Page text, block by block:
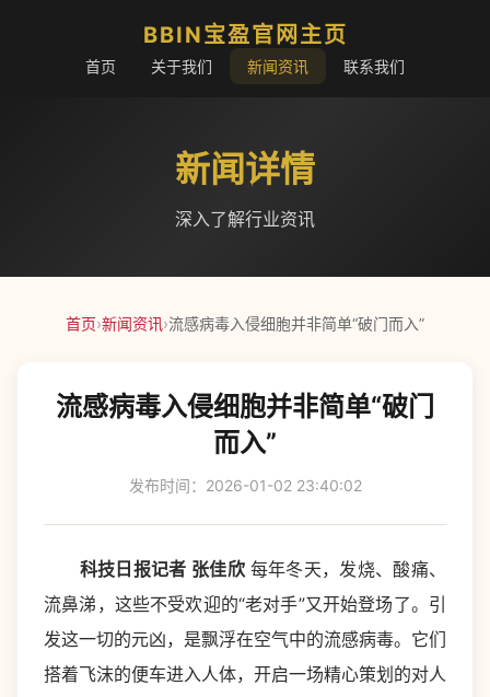
BBIN宝盈官网主页
首页 关于我们 新闻资讯 联系我们
新闻详情
深入了解行业资讯
首页›新闻资讯›流感病毒入侵细胞并非简单“破门而入”
流感病毒入侵细胞并非简单“破门
而入”
发布时间：2026-01-02 23:40:02
科技日报记者 张佳欣 每年冬天，发烧、酸痛、
流鼻涕，这些不受欢迎的“老对手”又开始登场了。引
发这一切的元凶，是飘浮在空气中的流感病毒。它们
搭着飞沫的便车进入人体，开启一场精心策划的对人